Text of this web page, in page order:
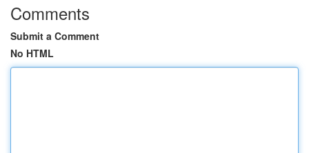
Comments
Submit a Comment
No HTML